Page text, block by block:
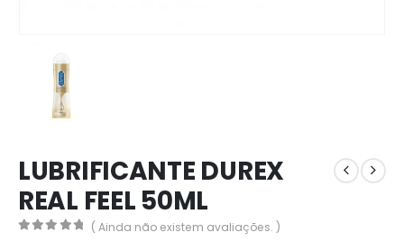
LUBRIFICANTE DUREX
REAL FEEL 50ML
( Ainda não existem avaliações. )